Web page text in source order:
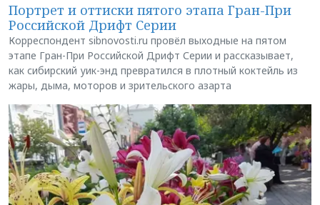
Портрет и оттиски пятого этапа Гран-При
Российской Дрифт Серии
Корреспондент sibnovosti.ru провёл выходные на пятом
этапе Гран-При Российской Дрифт Серии и рассказывает,
как сибирский уик-энд превратился в плотный коктейль из
жары, дыма, моторов и зрительского азарта